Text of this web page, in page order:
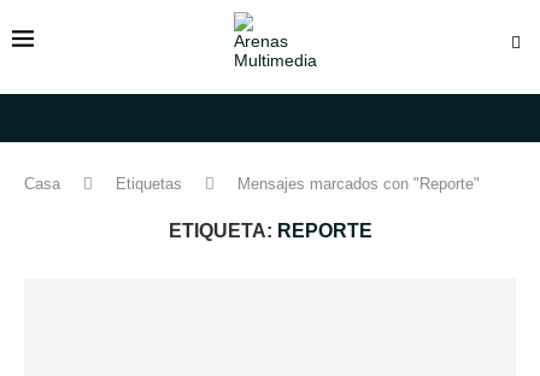
Casa Etiquetas Mensajes marcados con "Reporte"
ETIQUETA: REPORTE